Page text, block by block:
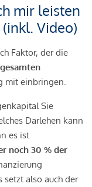
mir leisten
Video)
Faktor, der die
mit einbringen.
Sie
Darlehen kann
es ist
noch 30 % der
setzt also auch der